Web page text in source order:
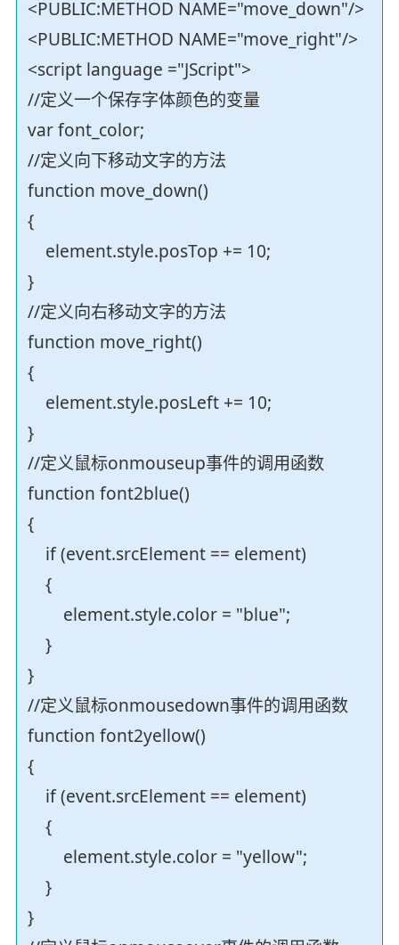
<PUBLIC:METHOD NAME="move_down"/>
<PUBLIC:METHOD NAME="move_right"/>
<script language ="JScript">
//定义一个保存字体颜色的变量
var font_color;
//定义向下移动文字的方法
function move_down()
{
element.style.posTop += 10;
}
//定义向右移动文字的方法
function move_right()
{
element.style.posLeft += 10;
}
//定义鼠标onmouseup事件的调用函数
function font2blue()
{
if (event.srcElement == element)
{
element.style.color = "blue";
}
}
//定义鼠标onmousedown事件的调用函数
function font2yellow()
{
if (event.srcElement == element)
{
element.style.color = "yellow";
}
}